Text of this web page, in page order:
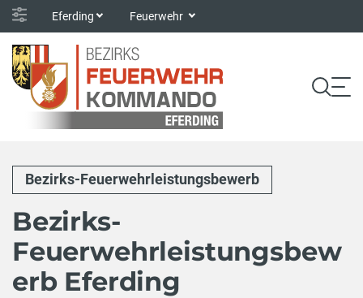
Eferding Feuerwehr
Bezirks-Feuerwehrleistungsbewerb
Bezirks-
Feuerwehrleistungsbew
erb Eferding